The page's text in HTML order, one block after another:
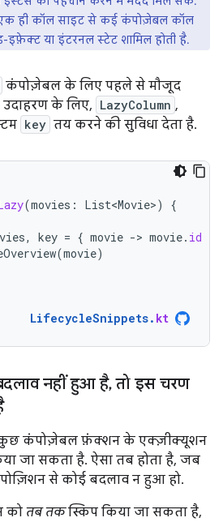
ही कॉल साइट से कई कंपोज़ेबल कॉल
या इंटरनल स्टेट शामिल होती है.
कंपोज़ेबल के लिए पहले से मौजूद
उदाहरण के लिए, LazyColumn ,
key तय करने की सुविधा देता है.
(movies : List<Movie>)
{
, key = { movie -> movie. id
(movie)
LifecycleSnippets. kt
नहीं हुआ है,तो इस चरण
कुछ कंपोज़ेबल फ़ंक्शन के एक्ज़ीक्यूशन
जा सकता है. ऐसा तब होता है, जब
से कोई बदलाव न हुआ हो.
को तब तकस्किप किया जा सकता है,